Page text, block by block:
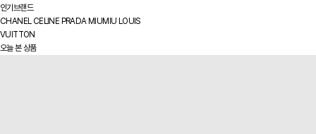
인기브랜드
CHANEL CELINE PRADA MIUMIU LOUIS
VUITTON
오늘 본 상품